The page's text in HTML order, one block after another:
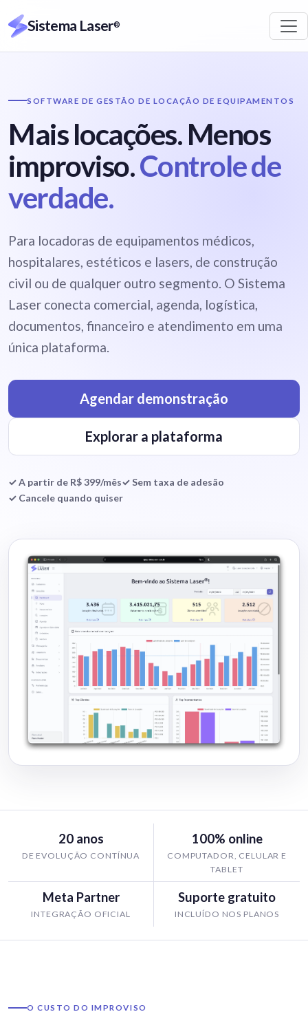
Sistema Laser®
SOFTWARE DE GESTÃO DE LOCAÇÃO DE EQUIPAMENTOS
Mais locações. Menos
improviso.Controle de
verdade.
Para locadoras de equipamentos médicos,
hospitalares, estéticos e lasers, de construção
civil ou de qualquer outro segmento. O Sistema
Laser conecta comercial, agenda, logística,
documentos, financeiro e atendimento em uma
única plataforma.
Agendar demonstração
Explorar a plataforma
✓ A partir de R$ 399/mês✓ Sem taxa de adesão
✓ Cancele quando quiser
20 anos
DE EVOLUÇÃO CONTÍNUA
100% online
COMPUTADOR, CELULAR E
TABLET
Meta Partner
INTEGRAÇÃO OFICIAL
Suporte gratuito
INCLUÍDO NOS PLANOS
O CUSTO DO IMPROVISO